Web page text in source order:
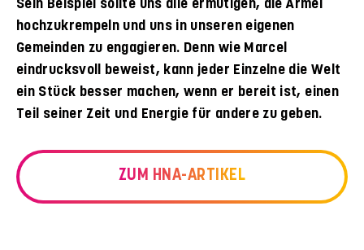
Sein Beispiel sollte uns alle ermutigen, die Ärmel
hochzukrempeln und uns in unseren eigenen
Gemeinden zu engagieren. Denn wie Marcel
eindrucksvoll beweist, kann jeder Einzelne die Welt
ein Stück besser machen, wenn er bereit ist, einen
Teil seiner Zeit und Energie für andere zu geben.
ZUM HNA-ARTIKEL